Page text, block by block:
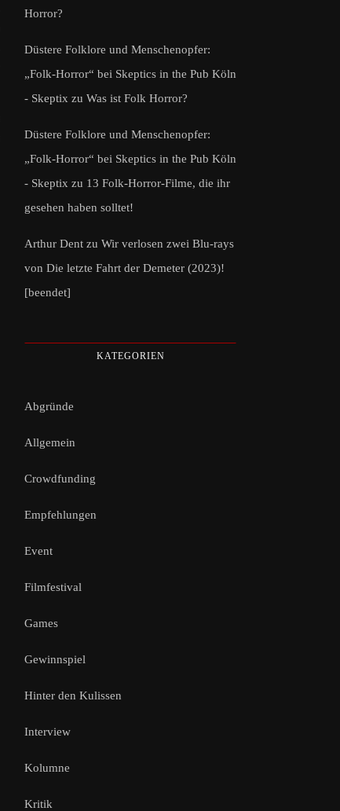
Horror?
Düstere Folklore und Menschenopfer:
„Folk-Horror“ bei Skeptics in the Pub Köln
- Skeptix zu Was ist Folk Horror?
Düstere Folklore und Menschenopfer:
„Folk-Horror“ bei Skeptics in the Pub Köln
- Skeptix zu 13 Folk-Horror-Filme, die ihr
gesehen haben solltet!
Arthur Dent zu Wir verlosen zwei Blu-rays
von Die letzte Fahrt der Demeter (2023)!
[beendet]
KATEGORIEN
Abgründe
Allgemein
Crowdfunding
Empfehlungen
Event
Filmfestival
Games
Gewinnspiel
Hinter den Kulissen
Interview
Kolumne
Kritik